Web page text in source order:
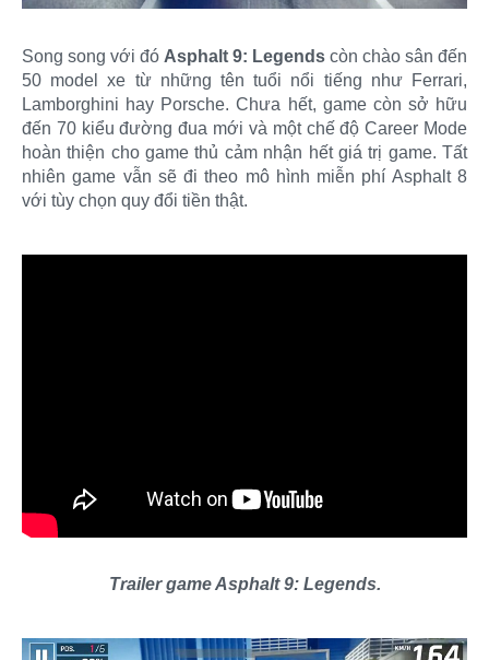
Song song với đó Asphalt 9: Legends còn chào sân đến
50 model xe từ những tên tuổi nổi tiếng như Ferrari,
Lamborghini hay Porsche. Chưa hết, game còn sở hữu
đến 70 kiểu đường đua mới và một chế độ Career Mode
hoàn thiện cho game thủ cảm nhận hết giá trị game. Tất
nhiên game vẫn sẽ đi theo mô hình miễn phí Asphalt 8
với tùy chọn quy đổi tiền thật.
Trailer game Asphalt 9: Legends.